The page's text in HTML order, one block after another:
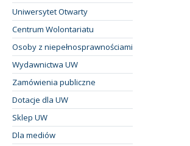
Uniwersytet Otwarty
Centrum Wolontariatu
Osoby z niepełnosprawnościami
Wydawnictwa UW
Zamówienia publiczne
Dotacje dla UW
Sklep UW
Dla mediów